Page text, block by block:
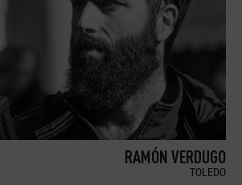
RAMÓN VERDUGO
TOLEDO